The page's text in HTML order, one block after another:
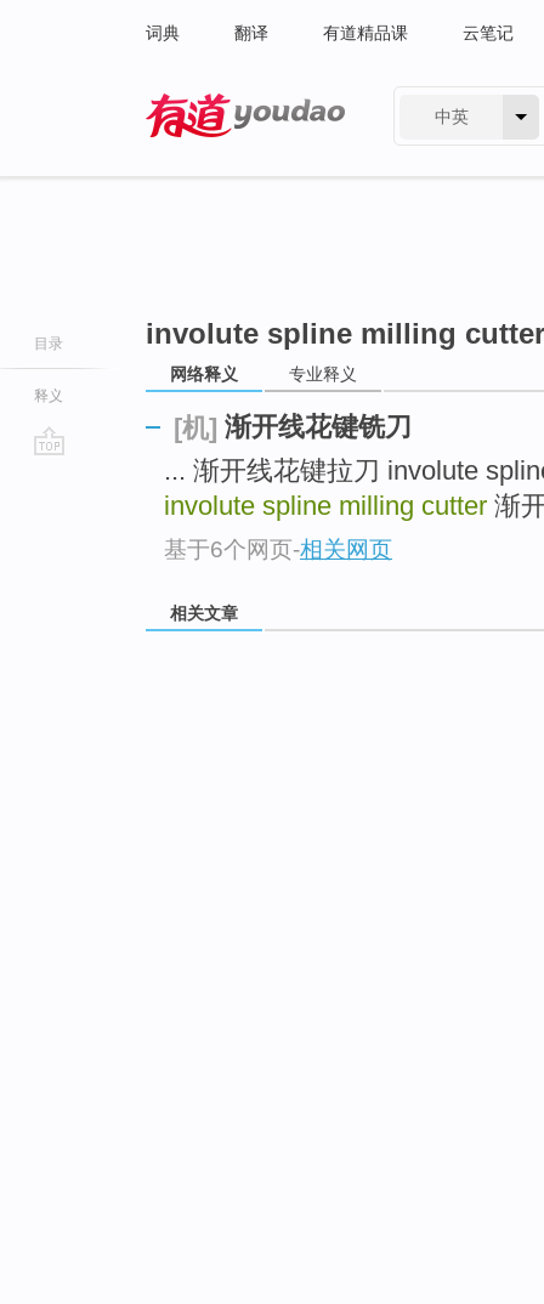
词典 翻译 有道精品课 云笔记
中英
目录
释义
involute spline milling cutter
网络释义 专业释义
[机] 渐开线花键铣刀
... 渐开线花键拉刀 involute
involute spline milling cutter 渐
基于6个网页-相关网页
相关文章